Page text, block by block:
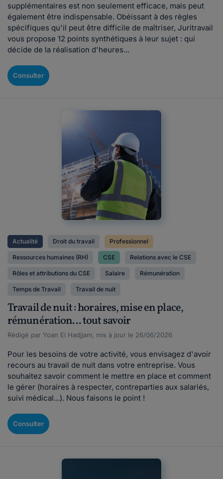
supplémentaires est non seulement efficace, mais peut
également être indispensable. Obéissant à des règles
spécifiques qu'il peut être difficile de maîtriser, Juritravail
vous propose 12 points synthétiques à leur sujet : qui
décide de la réalisation d'heures...
Consulter
Actualité Droit du travail Professionnel
Ressources humaines (RH) CSE Relations avec le CSE
Rôles et attributions du CSE Salaire Rémunération
Temps de Travail Travail de nuit
Travail de nuit : horaires, mise en place,
rémunération... tout savoir
Rédigé par Yoan El Hadjjam, mis à jour le 26/06/2026
Pour les besoins de votre activité, vous envisagez d'avoir
recours au travail de nuit dans votre entreprise. Vous
souhaitez savoir comment le mettre en place et comment
le gérer (horaires à respecter, contreparties aux salariés,
suivi médical...). Nous faisons le point !
Consulter